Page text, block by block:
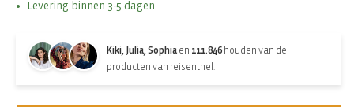
Levering binnen 3-5 dagen
Kiki, Julia, Sophia en 111.846 houden van de
producten van reisenthel.